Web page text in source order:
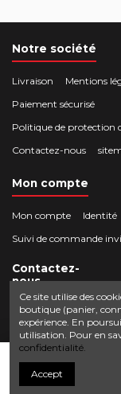
Notre société
Livraison Mentions
Paiement sécurisé
Politique de protection
Contactez-nous
Mon compte
Mon compte Identité
Suivi de commande
Contactez-
nous
Crocbois-
50 route de Villefort
contact@crocbois-
Ce site utilise des
boutique (panier,
expérience. En
utilisation. Pour en
confidentialité.
Accept